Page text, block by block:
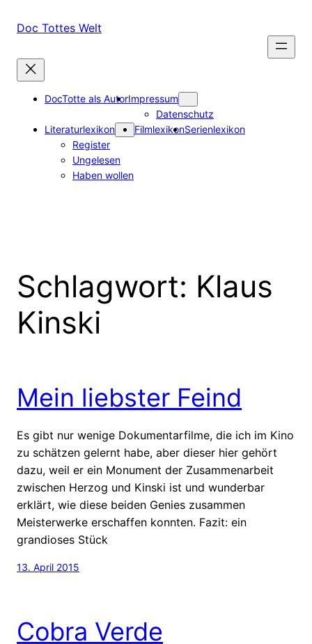
InhaltDoc Tottes Welt
DocTotte als AutorImpressum
Datenschutz
Literaturlexikon
Register
Ungelesen
Haben wollen
FilmlexikonSerienlexikon
Schlagwort: Klaus
Kinski
Mein liebster Feind
Es gibt nur wenige Dokumentarfilme, die ich im Kino
zu schätzen gelernt habe, aber dieser hier gehört
dazu, weil er ein Monument der Zusammenarbeit
zwischen Herzog und Kinski ist und wunderbar
erklärt, wie diese beiden Genies zusammen
Meisterwerke erschaffen konnten. Fazit: ein
grandioses Stück
13. April 2015
Cobra Verde